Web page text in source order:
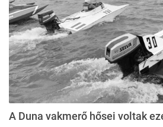
A Duna vakmerő hősei voltak